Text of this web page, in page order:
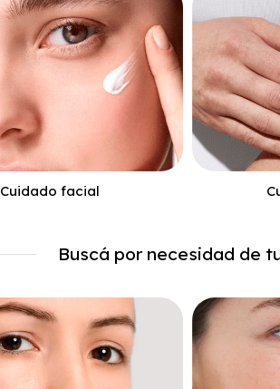
Cuidado facial
Buscá por necesidad de